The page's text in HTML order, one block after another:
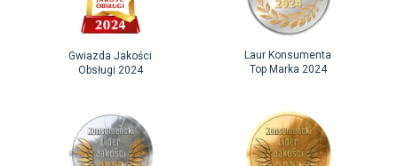
Gwiazda Jakości
Obsługi 2024
Laur Konsumenta
Top Marka 2024